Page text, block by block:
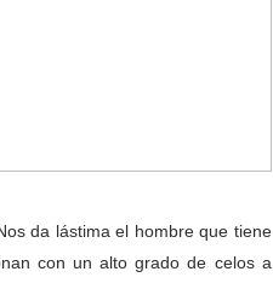
da lástima el hombre que tiene
con un alto grado de celos a